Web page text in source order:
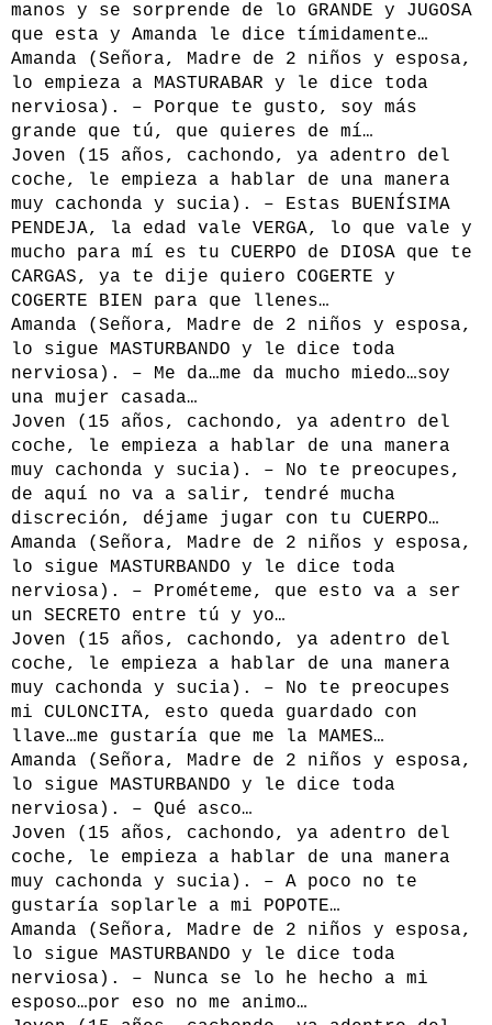
manos y se sorprende de lo GRANDE y JUGOSA
que esta y Amanda le dice tímidamente…
Amanda (Señora, Madre de 2 niños y esposa,
lo empieza a MASTURABAR y le dice toda
nerviosa). – Porque te gusto, soy más
grande que tú, que quieres de mí…
Joven (15 años, cachondo, ya adentro del
coche, le empieza a hablar de una manera
muy cachonda y sucia). – Estas BUENÍSIMA
PENDEJA, la edad vale VERGA, lo que vale y
mucho para mí es tu CUERPO de DIOSA que te
CARGAS, ya te dije quiero COGERTE y
COGERTE BIEN para que llenes…
Amanda (Señora, Madre de 2 niños y esposa,
lo sigue MASTURBANDO y le dice toda
nerviosa). – Me da…me da mucho miedo…soy
una mujer casada…
Joven (15 años, cachondo, ya adentro del
coche, le empieza a hablar de una manera
muy cachonda y sucia). – No te preocupes,
de aquí no va a salir, tendré mucha
discreción, déjame jugar con tu CUERPO…
Amanda (Señora, Madre de 2 niños y esposa,
lo sigue MASTURBANDO y le dice toda
nerviosa). – Prométeme, que esto va a ser
un SECRETO entre tú y yo…
Joven (15 años, cachondo, ya adentro del
coche, le empieza a hablar de una manera
muy cachonda y sucia). – No te preocupes
mi CULONCITA, esto queda guardado con
llave…me gustaría que me la MAMES…
Amanda (Señora, Madre de 2 niños y esposa,
lo sigue MASTURBANDO y le dice toda
nerviosa). – Qué asco…
Joven (15 años, cachondo, ya adentro del
coche, le empieza a hablar de una manera
muy cachonda y sucia). – A poco no te
gustaría soplarle a mi POPOTE…
Amanda (Señora, Madre de 2 niños y esposa,
lo sigue MASTURBANDO y le dice toda
nerviosa). – Nunca se lo he hecho a mi
esposo…por eso no me animo…